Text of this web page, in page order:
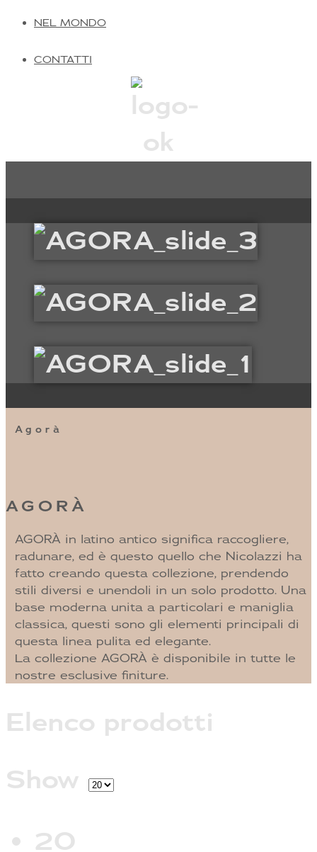
NEL MONDO
CONTATTI
Agorà
AGORÀ
AGORÀ in latino antico significa raccogliere,
radunare, ed è questo quello che Nicolazzi ha
fatto creando questa collezione, prendendo
stili diversi e unendoli in un solo prodotto. Una
base moderna unita a particolari e maniglia
classica, questi sono gli elementi principali di
questa linea pulita ed elegante.
La collezione AGORÀ è disponibile in tutte le
nostre esclusive finiture.
Elenco prodotti
Show
20